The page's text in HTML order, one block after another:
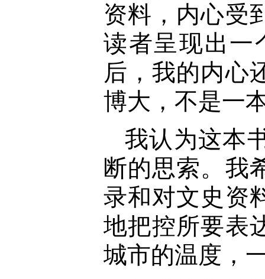
资料，内心受
读者呈现出一
后，我的内心
博大，不是一
我认为这本
断的思索。我
录和对文史资
地把控所要表
城市的温度，